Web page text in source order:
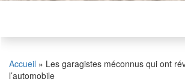
Accueil » Les garagistes méconnus qui ont
l’automobile